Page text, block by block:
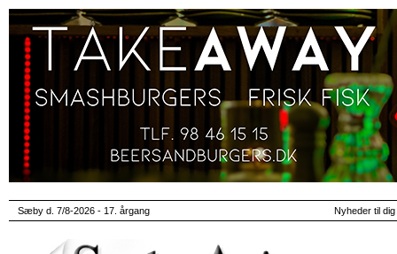
Sæby d. 7/8-2026 - 17. årgang Nyheder til